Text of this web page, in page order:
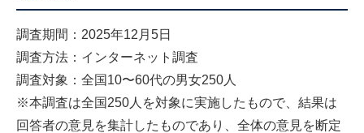
調査期間：2025年12月5日
調査方法：インターネット調査
調査対象：全国10〜60代の男女250人
※本調査は全国250人を対象に実施したもので、結果は
回答者の意見を集計したものであり、全体の意見を断定